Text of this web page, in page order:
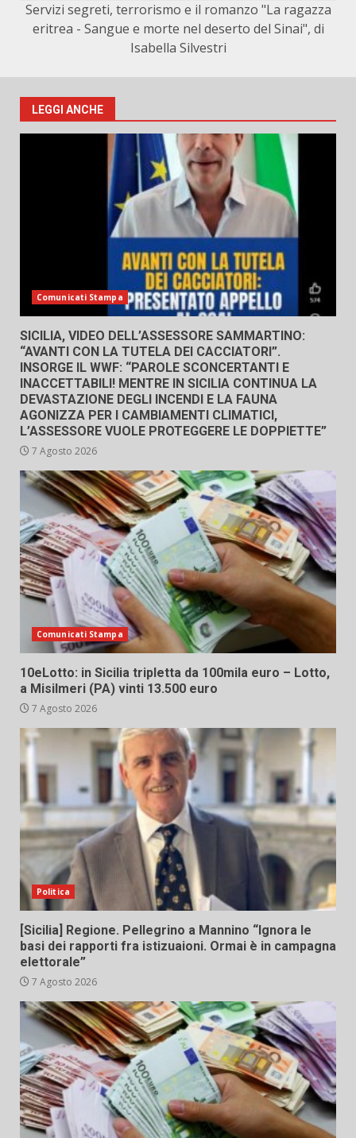
Servizi segreti, terrorismo e il romanzo "La ragazza
eritrea - Sangue e morte nel deserto del Sinai", di
Isabella Silvestri
LEGGI ANCHE
Comunicati Stampa
SICILIA, VIDEO DELL’ASSESSORE SAMMARTINO:
“AVANTI CON LA TUTELA DEI CACCIATORI”.
INSORGE IL WWF: “PAROLE SCONCERTANTI E
INACCETTABILI! MENTRE IN SICILIA CONTINUA LA
DEVASTAZIONE DEGLI INCENDI E LA FAUNA
AGONIZZA PER I CAMBIAMENTI CLIMATICI,
L’ASSESSORE VUOLE PROTEGGERE LE DOPPIETTE”
7 Agosto 2026
Comunicati Stampa
10eLotto: in Sicilia tripletta da 100mila euro – Lotto,
a Misilmeri (PA) vinti 13.500 euro
7 Agosto 2026
Politica
[Sicilia] Regione. Pellegrino a Mannino “Ignora le
basi dei rapporti fra istizuaioni. Ormai è in campagna
elettorale”
7 Agosto 2026